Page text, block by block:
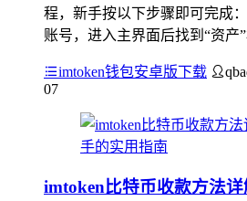
程，新手按以下步骤即可完成
账号，进入主界面后找到“资产
imtoken钱包安卓版下载
07
imtoken比特币收款方法